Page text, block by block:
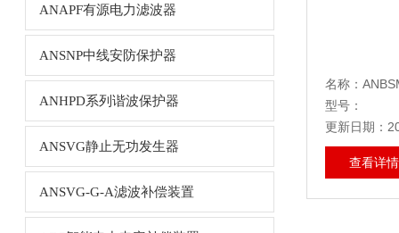
ANAPF有源电力滤波器
ANSNP中线安防保护器
ANHPD系列谐波保护器
ANSVG静止无功发生器
ANSVG-G-A滤波补偿装置
名称：
型号：
更新日期：
查看详情